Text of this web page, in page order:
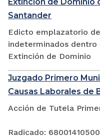
Santander
Edicto emplazatorio
indeterminados
Extinción de Dominio
Juzgado Primero
Causas Laborales de
Acción de Tutela
Radicado: